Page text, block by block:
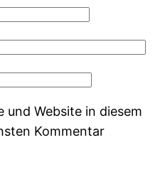
und Website in diesem
Kommentar